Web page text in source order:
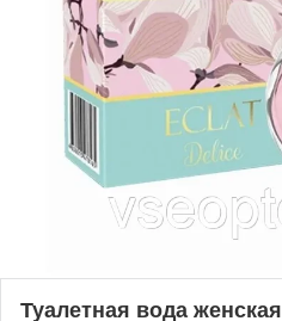
Туалетная вода